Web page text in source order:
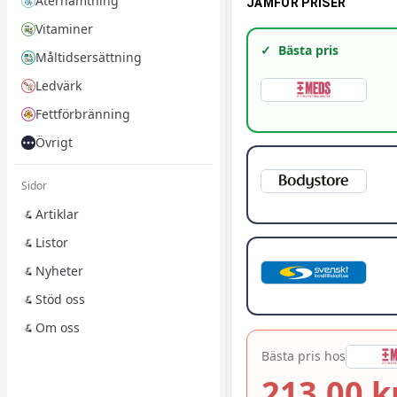
Vitaminer
Måltidsersättning
Ledvärk
Fettförbränning
Övrigt
Sidor
Artiklar
Listor
Nyheter
Stöd oss
Om oss
✓ Bästa pris
Bästa pris hos